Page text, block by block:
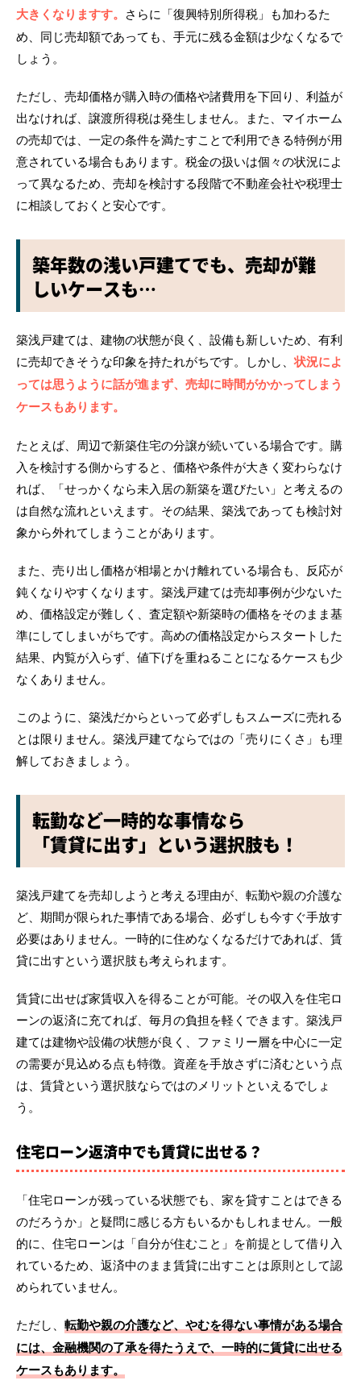
大きくなりますす。 さらに「復興特別所得税」も加わるた
め、同じ売却額であっても、手元に残る金額は少なくなるで
しょう。
ただし、売却価格が購入時の価格や諸費用を下回り、利益が
出なければ、譲渡所得税は発生しません。また、マイホーム
の売却では、一定の条件を満たすことで利用できる特例が用
意されている場合もあります。税金の扱いは個々の状況によ
って異なるため、売却を検討する段階で不動産会社や税理士
に相談しておくと安心です。
築年数の浅い戸建てでも、売却が難
しいケースも…
築浅戸建ては、建物の状態が良く、設備も新しいため、有利
に売却できそうな印象を持たれがちです。しかし、状況によ
っては思うように話が進まず、売却に時間がかかってしまう
ケースもあります。
たとえば、周辺で新築住宅の分譲が続いている場合です。購
入を検討する側からすると、価格や条件が大きく変わらなけ
れば、「せっかくなら未入居の新築を選びたい」と考えるの
は自然な流れといえます。その結果、築浅であっても検討対
象から外れてしまうことがあります。
また、売り出し価格が相場とかけ離れている場合も、反応が
鈍くなりやすくなります。築浅戸建ては売却事例が少ないた
め、価格設定が難しく、査定額や新築時の価格をそのまま基
準にしてしまいがちです。高めの価格設定からスタートした
結果、内覧が入らず、値下げを重ねることになるケースも少
なくありません。
このように、築浅だからといって必ずしもスムーズに売れる
とは限りません。築浅戸建てならではの「売りにくさ」も理
解しておきましょう。
転勤など一時的な事情なら
「賃貸に出す」という選択肢も！
築浅戸建てを売却しようと考える理由が、転勤や親の介護な
ど、期間が限られた事情である場合、必ずしも今すぐ手放す
必要はありません。一時的に住めなくなるだけであれば、賃
貸に出すという選択肢も考えられます。
賃貸に出せば家賃収入を得ることが可能。その収入を住宅ロ
ーンの返済に充てれば、毎月の負担を軽くできます。築浅戸
建ては建物や設備の状態が良く、ファミリー層を中心に一定
の需要が見込める点も特徴。資産を手放さずに済むという点
は、賃貸という選択肢ならではのメリットといえるでしょ
う。
住宅ローン返済中でも賃貸に出せる？
「住宅ローンが残っている状態でも、家を貸すことはできる
のだろうか」と疑問に感じる方もいるかもしれません。一般
的に、住宅ローンは「自分が住むこと」を前提として借り入
れているため、返済中のまま賃貸に出すことは原則として認
められていません。
ただし、 転勤や親の介護など、やむを得ない事情がある場合
には、金融機関の了承を得たうえで、一時的に賃貸に出せる
ケースもあります。